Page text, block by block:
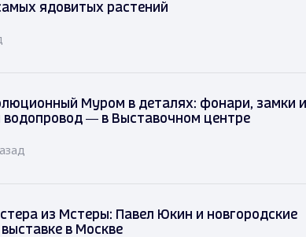
ядовитых растений
Муром в деталях: фонари, замки и
водопровод — в Выставочном центре
из Мстеры: Павел Юкин и новгородские
в Москве